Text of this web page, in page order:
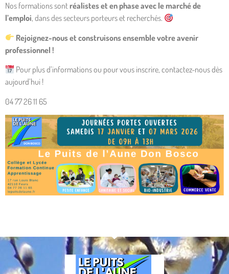
Nos formations sontréalistes et en phase avec le marché de
l’emploi, dans des secteurs porteurs et recherchés.
Rejoignez-nous et construisons ensemble votre avenir
professionnel !
Pour plus d’informations ou pour vous inscrire, contactez-nous dès
aujourd’hui !
04 77 26 11 65